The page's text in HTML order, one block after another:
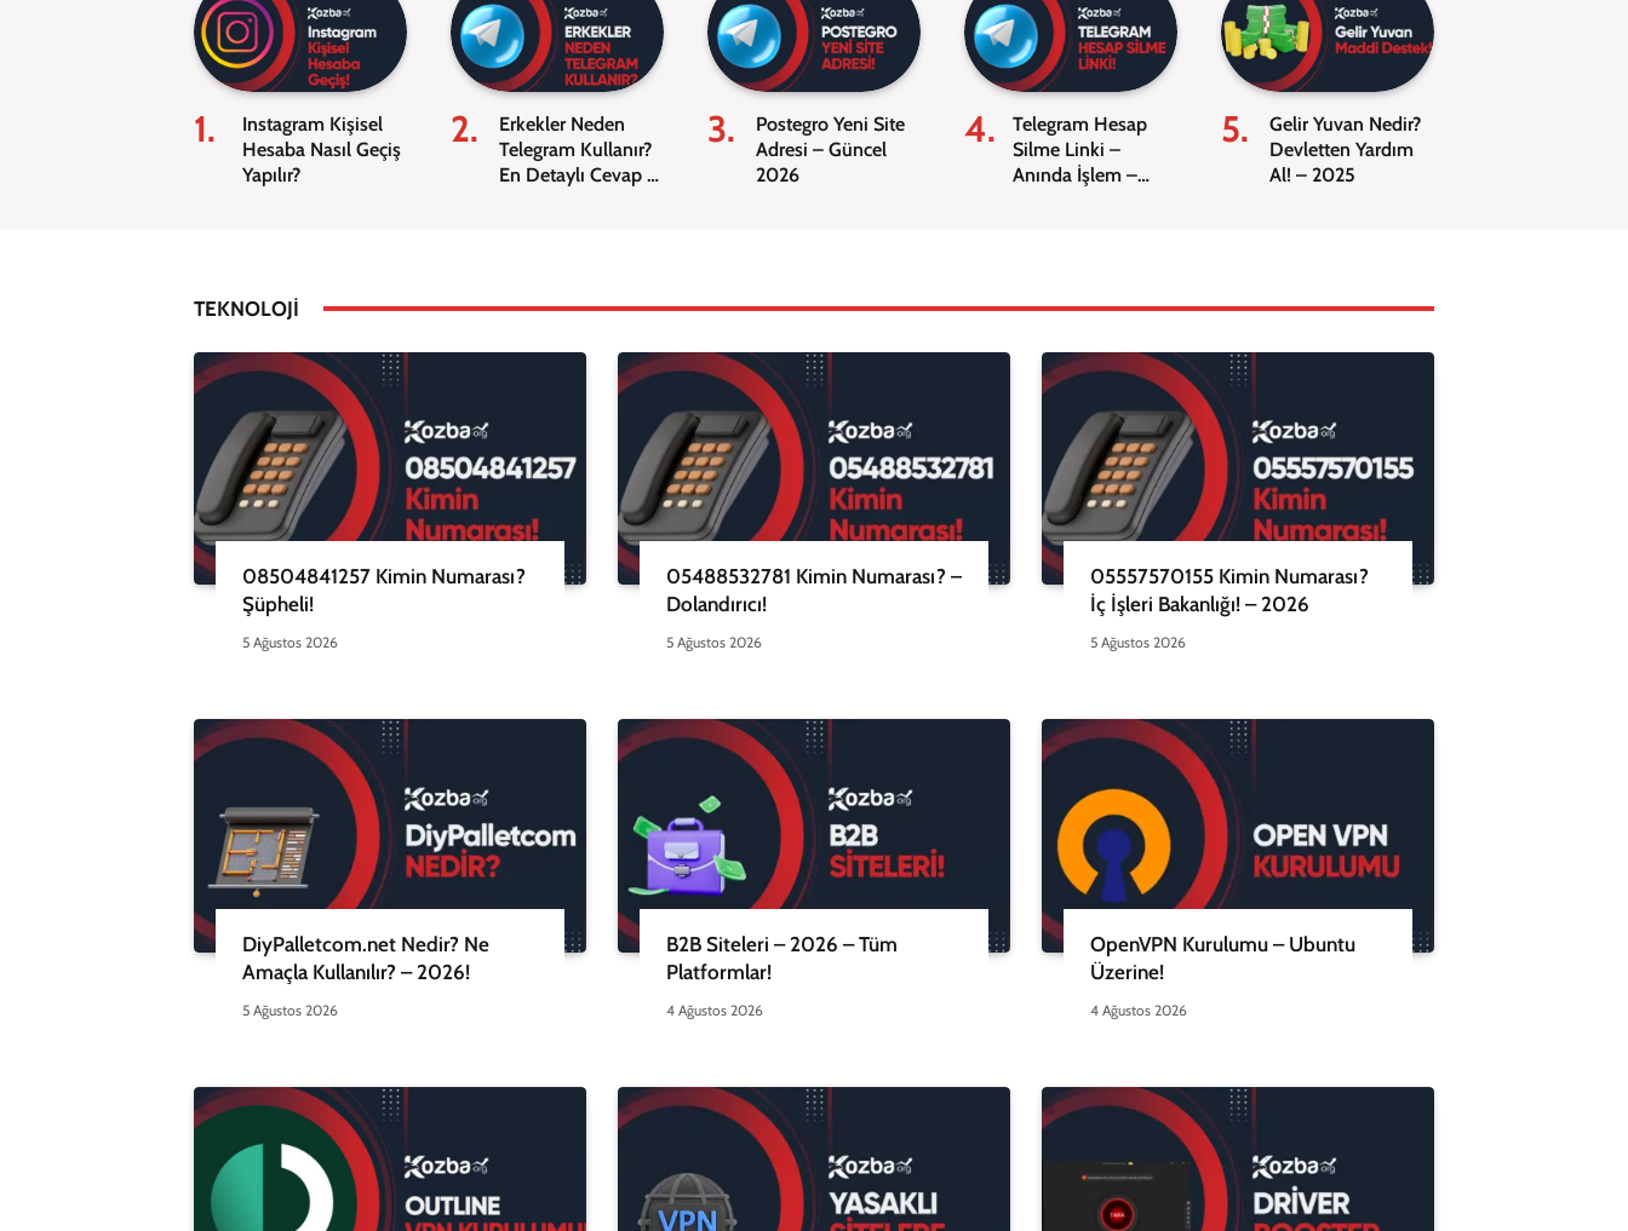
Instagram Kişisel
Hesaba Nasıl Geçiş
Yapılır?
Erkekler Neden
Telegram Kullanır?
En Detaylı Cevap –
Postegro Yeni Site
Adresi – Güncel
2026
Telegram Hesap
Silme Linki –
Anında İşlem –
Gelir Yuvan Nedir?
Devletten Yardım
Al! – 2025
TEKNOLOJI
08504841257 Kimin Numarası?
Şüpheli!
5 Ağustos 2026
05488532781 Kimin Numarası? –
Dolandırıcı!
5 Ağustos 2026
05557570155 Kimin Numarası?
İç İşleri Bakanlığı! – 2026
5 Ağustos 2026
DiyPalletcom.net Nedir? Ne
Amaçla Kullanılır? – 2026!
5 Ağustos 2026
B2B Siteleri – 2026 – Tüm
Platformlar!
4 Ağustos 2026
OpenVPN Kurulumu – Ubuntu
Üzerine!
4 Ağustos 2026